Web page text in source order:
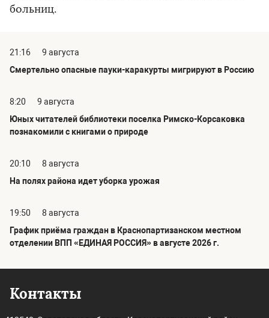
больниц.
21:16
9 августа
Смертельно опасные пауки-каракурты мигрируют в Россию
8:20
9 августа
Юных читателей библиотеки поселка Римско-Корсаковка
познакомили с книгами о природе
20:10
8 августа
На полях района идет уборка урожая
19:50
8 августа
График приёма граждан в Краснопартизанском местном
отделении ВПП «ЕДИНАЯ РОССИЯ» в августе 2026 г.
Контакты